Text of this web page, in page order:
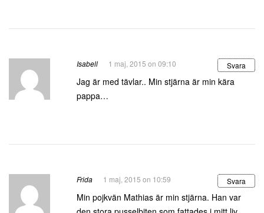
Isabell 1 maj, 2015 on 09:10 Svara
Jag är med tävlar.. Min stjärna är min kära
pappa…
Frida 1 maj, 2015 on 10:59 Svara
Min pojkvän Mathias är min stjärna. Han var